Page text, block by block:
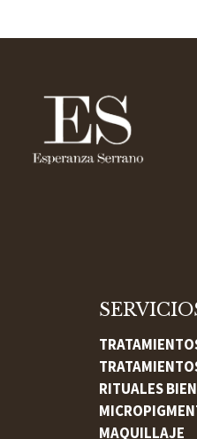
RITUALES
MAQUILLAJE